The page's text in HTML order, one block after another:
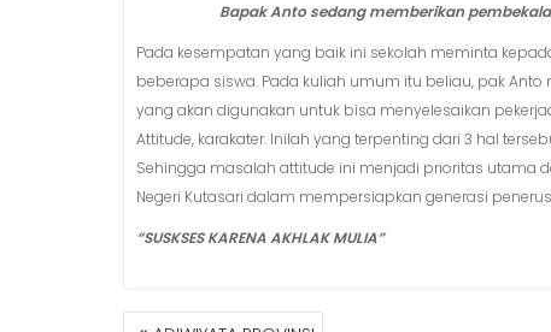
Bapak Anto sedang memberikan
Pada kesempatan yang baik ini sekolah meminta
beberapa siswa. Pada kuliah umum itu beliau, pak Anto
yang akan digunakan untuk bisa menyelesaikan
Attitude, karakater. Inilah yang terpenting dari 3 hal
Sehingga masalah attitude ini menjadi prioritas utama
Negeri Kutasari dalam mempersiapkan generasi
“SUSKSES KARENA AKHLAK MULIA”
NAVIGASI